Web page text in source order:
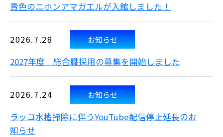
青色のニホンアマガエルが入館しました！
2026.7.28 お知らせ
2027年度 総合職採用の募集を開始しました
2026.7.24 お知らせ
ラッコ水槽掃除に伴うYouTube配信停止延長のお
知らせ